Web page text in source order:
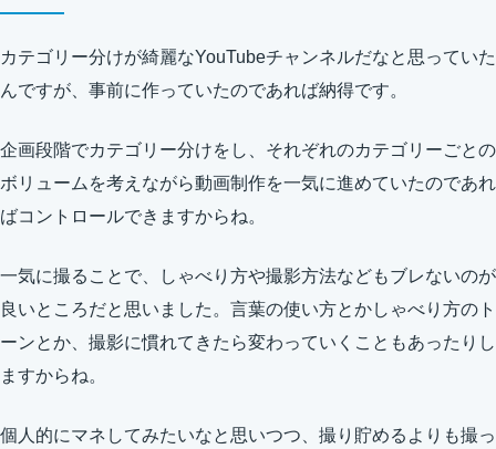
カテゴリー分けが綺麗なYouTubeチャンネルだなと思っていた
んですが、事前に作っていたのであれば納得です。
企画段階でカテゴリー分けをし、それぞれのカテゴリーごとの
ボリュームを考えながら動画制作を一気に進めていたのであれ
ばコントロールできますからね。
一気に撮ることで、しゃべり方や撮影方法などもブレないのが
良いところだと思いました。言葉の使い方とかしゃべり方のト
ーンとか、撮影に慣れてきたら変わっていくこともあったりし
ますからね。
個人的にマネしてみたいなと思いつつ、撮り貯めるよりも撮っ